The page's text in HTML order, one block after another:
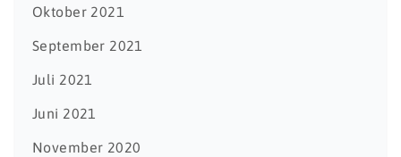
Oktober 2021
September 2021
Juli 2021
Juni 2021
November 2020